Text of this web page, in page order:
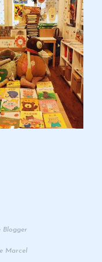
Blogger
Marcel